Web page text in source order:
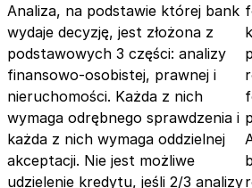
Analiza, na podstawie której bank
wydaje decyzję, jest złożona z
podstawowych 3 części: analizy
finansowo-osobistej, prawnej i
nieruchomości. Każda z nich
wymaga odrębnego sprawdzenia i
każda z nich wymaga oddzielnej
akceptacji. Nie jest możliwe
udzielenie kredytu, jeśli 2/3 analizy